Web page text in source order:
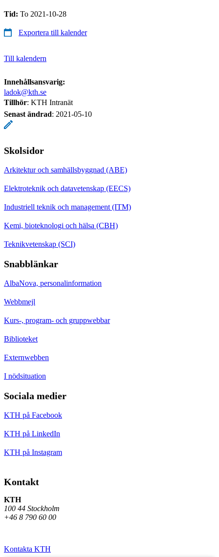
Tid: To 2021-10-28
Exportera till kalender
Till kalendern
Innehållsansvarig:
ladok@kth.se
Tillhör: KTH Intranät
Senast ändrad: 2021-05-10
Skolsidor
Arkitektur och samhällsbyggnad (ABE)
Elektroteknik och datavetenskap (EECS)
Industriell teknik och management (ITM)
Kemi, bioteknologi och hälsa (CBH)
Teknikvetenskap (SCI)
Snabblänkar
AlbaNova, personalinformation
Webbmejl
Kurs-, program- och gruppwebbar
Biblioteket
Externwebben
I nödsituation
Sociala medier
KTH på Facebook
KTH på LinkedIn
KTH på Instagram
Kontakt
KTH
100 44 Stockholm
+46 8 790 60 00
Kontakta KTH